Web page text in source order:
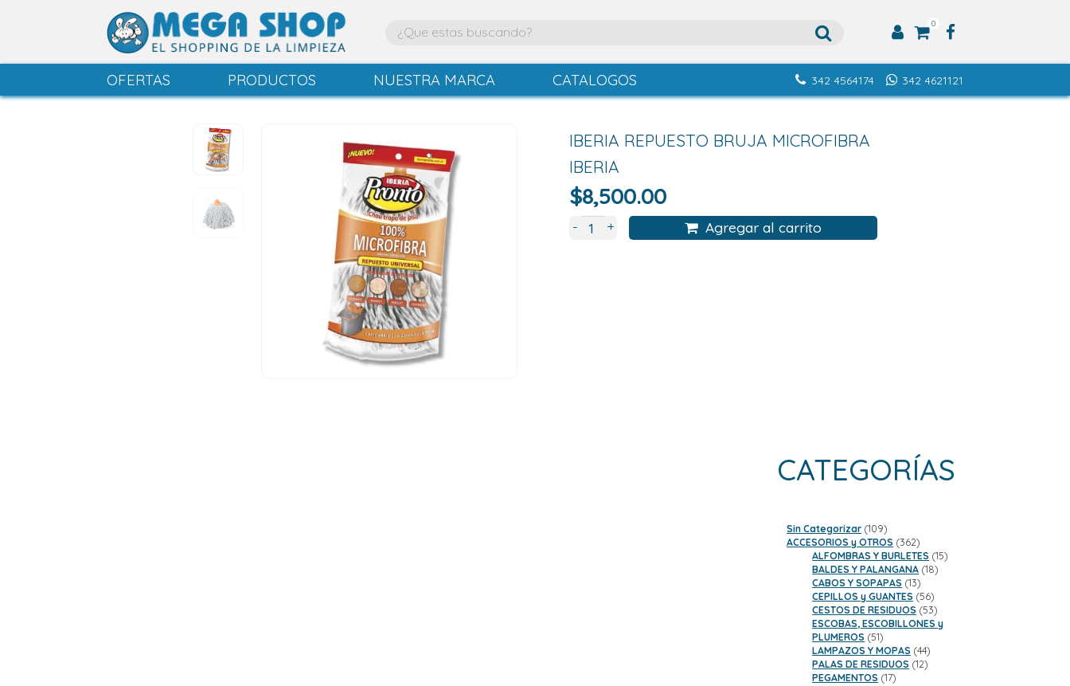
0
OFERTAS PRODUCTOS NUESTRA MARCA CATALOGOS 342 4621121
342 4564174
IBERIA REPUESTO BRUJA MICROFIBRA
IBERIA
$8,500.00
- + Agregar al carrito
CATEGORÍAS
Sin Categorizar 109109
productos
ACCESORIOS y OTROS 362362
productos
ALFOMBRAS Y BURLETES 1515
BALDES Y PALANGANA 1818
CABOS Y SOPAPAS 1313
productos
CEPILLOS y GUANTES 5656
productos
CESTOS DE RESIDUOS 5353
productos
ESCOBAS, ESCOBILLONES y
PLUMEROS 5151
productos
LAMPAZOS Y MOPAS 4444
productos
PALAS DE RESIDUOS 1212
PEGAMENTOS 1717